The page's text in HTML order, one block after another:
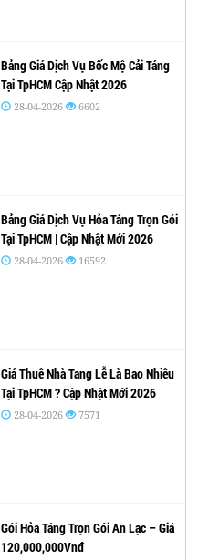
Bảng Giá Dịch Vụ Bốc Mộ Cải Táng
Tại TpHCM Cập Nhật 2026
28-04-2026 6602
Bảng Giá Dịch Vụ Hỏa Táng Trọn Gói
Tại TpHCM | Cập Nhật Mới 2026
28-04-2026 16592
Giá Thuê Nhà Tang Lễ Là Bao Nhiêu
Tại TpHCM ? Cập Nhật Mới 2026
28-04-2026 7571
Gói Hỏa Táng Trọn Gói An Lạc – Giá
120,000,000Vnđ